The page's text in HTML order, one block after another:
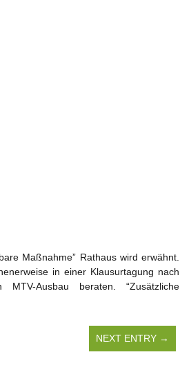
Maßnahme” Rathaus wird erwähnt.
in einer Klausurtagung nach
Ausbau beraten. “Zusätzliche
NEXT ENTRY →